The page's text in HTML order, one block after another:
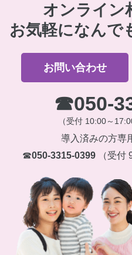
オンライン
お気軽になんで
お問い合わせ
☎050-
（受付 10:00～
導入済みの方専
☎050-3315-0399（受付